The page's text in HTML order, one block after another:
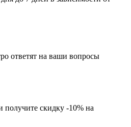
ответят на ваши вопросы
получите скидку -10% на